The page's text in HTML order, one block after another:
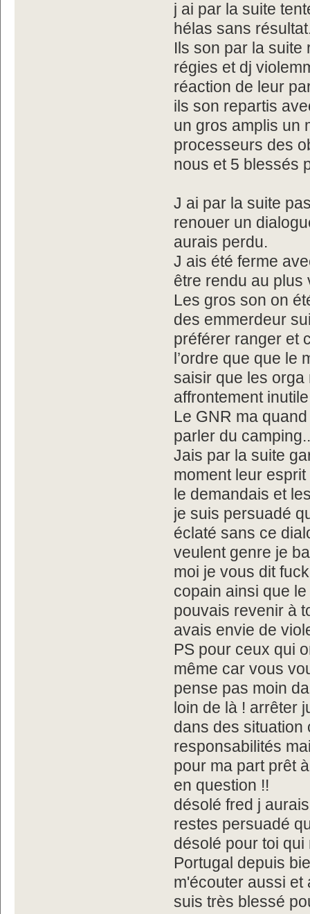
j ai par la suite
hélas sans
Ils son par la suite
régies et dj
réaction de leur
ils son repartis
un gros amplis un
processeurs des
nous et 5 blessés
J ai par la suite
renouer un
aurais perdu.
J ais été ferme
être rendu au plus
Les gros son on
des emmerdeur
préférer ranger et
l’ordre que que
saisir que les orga
affrontement
Le GNR ma
parler du
Jais par la suite
moment leur
le demandais et
je suis persuadé
éclaté sans ce
veulent genre je
moi je vous dit
copain ainsi que
pouvais revenir à
avais envie de
PS pour ceux qui
même car vous
pense pas moin
loin de là ! arrêter
dans des situation
responsabilités
pour ma part prêt
en question !!
désolé fred j
restes persuadé
désolé pour toi
Portugal depuis
m'écouter aussi et
suis très blessé